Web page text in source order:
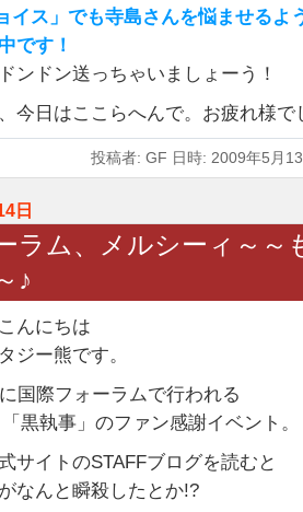
イス」でも寺島さんを悩ませるよ
です！
ンドン送っちゃいましょーう！
今日はここらへんで。お疲れ様で
投稿者: GF 日時: 2009年5月
日
ラム、メルシーィ～～
♪
んにちは
ジー熊です。
国際フォーラムで行われる
黒執事」のファン感謝イベント。
サイトのSTAFFブログを読むと
なんと瞬殺したとか!?